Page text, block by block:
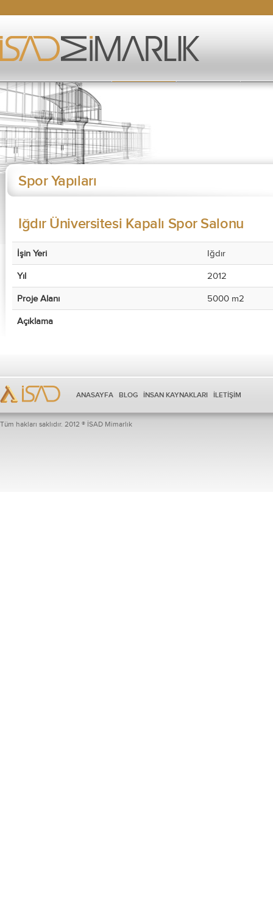
Spor Yapıları
Iğdır Üniversitesi Kapalı Spor Salonu
İşin Yeri Iğdır
Yıl 2012
Proje Alanı 5000 m2
Açıklama
ANASAYFA BLOG İNSAN KAYNAKLARI İLETİŞİM
Tüm hakları saklıdır. 2012 ® İSAD Mimarlık